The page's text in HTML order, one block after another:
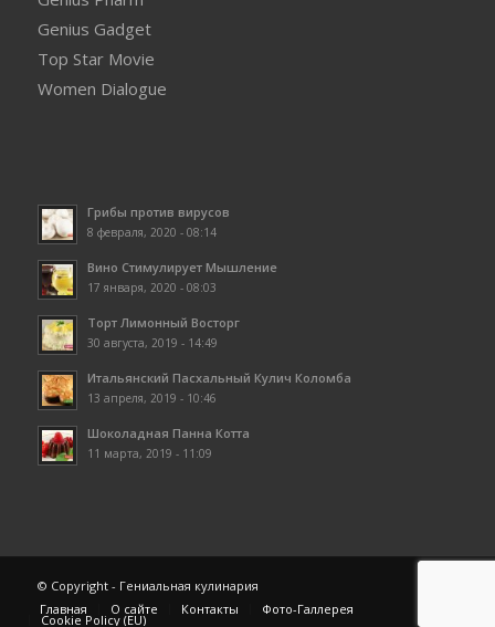
Genius Gadget
Top Star Movie
Women Dialogue
Грибы против вирусов
8 февраля, 2020 - 08:14
Вино Стимулирует Мышление
17 января, 2020 - 08:03
Торт Лимонный Восторг
30 августа, 2019 - 14:49
Итальянский Пасхальный Кулич Коломба
13 апреля, 2019 - 10:46
Шоколадная Панна Котта
11 марта, 2019 - 11:09
© Copyright - Гениальная кулинария
Главная
О сайте Контакты Фото-Галлерея
Cookie Policy (EU)